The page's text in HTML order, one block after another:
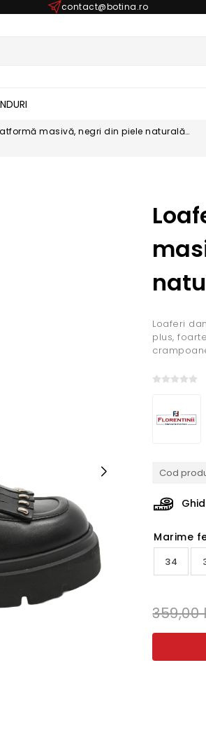
contact@botina.ro
masivă, negri din piele naturală
Loaferi
plus,
Cod
Marime
34
359,00